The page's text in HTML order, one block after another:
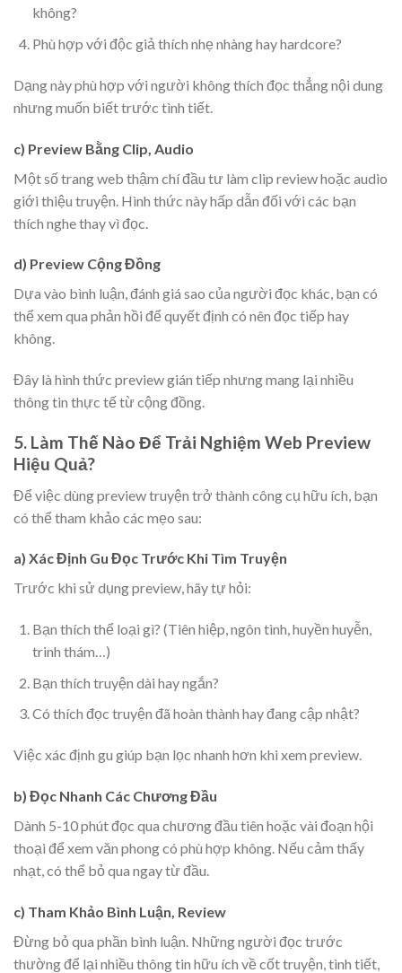
không?
Phù hợp với độc giả thích nhẹ nhàng hay hardcore?
Dạng này phù hợp với người không thích đọc thẳng nội dung
nhưng muốn biết trước tình tiết.
c) Preview Bằng Clip, Audio
Một số trang web thậm chí đầu tư làm clip review hoặc audio
giới thiệu truyện. Hình thức này hấp dẫn đối với các bạn
thích nghe thay vì đọc.
d) Preview Cộng Đồng
Dựa vào bình luận, đánh giá sao của người đọc khác, bạn có
thể xem qua phản hồi để quyết định có nên đọc tiếp hay
không.
Đây là hình thức preview gián tiếp nhưng mang lại nhiều
thông tin thực tế từ cộng đồng.
5. Làm Thế Nào Để Trải Nghiệm Web Preview
Hiệu Quả?
Để việc dùng preview truyện trở thành công cụ hữu ích, bạn
có thể tham khảo các mẹo sau:
a) Xác Định Gu Đọc Trước Khi Tìm Truyện
Trước khi sử dụng preview, hãy tự hỏi:
Bạn thích thể loại gì? (Tiên hiệp, ngôn tình, huyền huyễn,
trinh thám…)
Bạn thích truyện dài hay ngắn?
Có thích đọc truyện đã hoàn thành hay đang cập nhật?
Việc xác định gu giúp bạn lọc nhanh hơn khi xem preview.
b) Đọc Nhanh Các Chương Đầu
Dành 5-10 phút đọc qua chương đầu tiên hoặc vài đoạn hội
thoại để xem văn phong có phù hợp không. Nếu cảm thấy
nhạt, có thể bỏ qua ngay từ đầu.
c) Tham Khảo Bình Luận, Review
Đừng bỏ qua phần bình luận. Những người đọc trước
thường để lại nhiều thông tin hữu ích về cốt truyện, tình tiết,